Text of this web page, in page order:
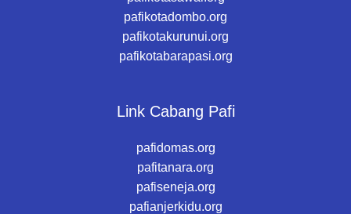
pafikotadombo.org
pafikotakurunui.org
pafikotabarapasi.org
Link Cabang Pafi
pafidomas.org
pafitanara.org
pafiseneja.org
pafianjerkidu.org